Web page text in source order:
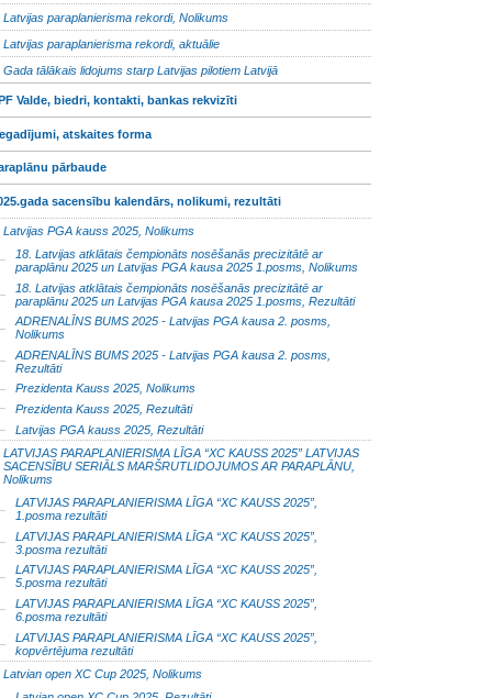
Latvijas paraplanierisma rekordi, Nolikums
Latvijas paraplanierisma rekordi, aktuālie
Gada tālākais lidojums starp Latvijas pilotiem Latvijā
Valde, biedri, kontakti, bankas rekvizīti
atskaites forma
pārbaude
sacensību kalendārs, nolikumi, rezultāti
Latvijas PGA kauss 2025, Nolikums
18. Latvijas atklātais čempionāts nosēšanās precizitātē ar
paraplānu 2025 un Latvijas PGA kausa 2025 1.posms, Nolikums
18. Latvijas atklātais čempionāts nosēšanās precizitātē ar
paraplānu 2025 un Latvijas PGA kausa 2025 1.posms, Rezultāti
ADRENALĪNS BUMS 2025 - Latvijas PGA kausa 2. posms,
Nolikums
ADRENALĪNS BUMS 2025 - Latvijas PGA kausa 2. posms,
Rezultāti
Prezidenta Kauss 2025, Nolikums
Prezidenta Kauss 2025, Rezultāti
Latvijas PGA kauss 2025, Rezultāti
LATVIJAS PARAPLANIERISMA LĪGA “XC KAUSS 2025” LATVIJAS
SACENSĪBU SERIĀLS MARŠRUTLIDOJUMOS AR PARAPLĀNU,
Nolikums
LATVIJAS PARAPLANIERISMA LĪGA “XC KAUSS 2025”,
1.posma rezultāti
LATVIJAS PARAPLANIERISMA LĪGA “XC KAUSS 2025”,
3.posma rezultāti
LATVIJAS PARAPLANIERISMA LĪGA “XC KAUSS 2025”,
5.posma rezultāti
LATVIJAS PARAPLANIERISMA LĪGA “XC KAUSS 2025”,
6.posma rezultāti
LATVIJAS PARAPLANIERISMA LĪGA “XC KAUSS 2025”,
kopvērtējuma rezultāti
Latvian open XC Cup 2025, Nolikums